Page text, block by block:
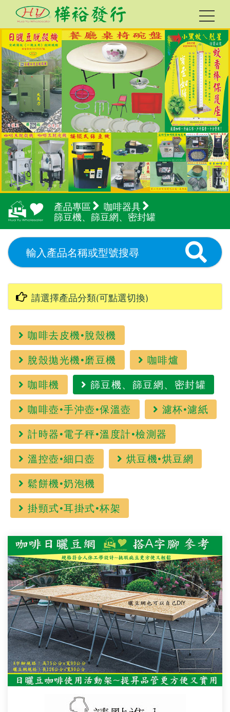
產品專區 咖啡器具
篩豆機、篩豆網、密封罐
咖啡去皮機•脫殼機
脫殼拋光機•磨豆機
咖啡爐
咖啡機
篩豆機、篩豆網、密封罐
咖啡壺•手沖壺•保溫壺
濾杯•濾紙
計時器•電子秤•溫度計•檢測器
溫控壺•細口壺
烘豆機•烘豆網
鬆餅機•奶泡機
掛頸式•耳掛式•杯架